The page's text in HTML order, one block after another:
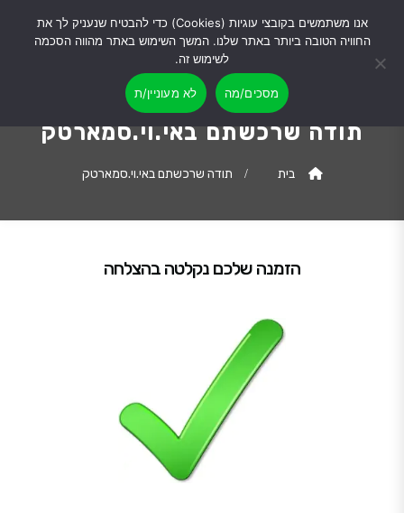
תודה שרכשתם באי.וי.סמארטק
בית תודה שרכשתם באי.וי.סמארטק
הזמנה שלכם נקלטה בהצלחה
אנו משתמשים בקובצי עוגיות (Cookies) כדי להבטיח שנעניק לך את
החוויה הטובה ביותר באתר שלנו. המשך השימוש באתר מהווה הסכמה
לשימוש זה.
מסכים/מה לא מעוניין/ת